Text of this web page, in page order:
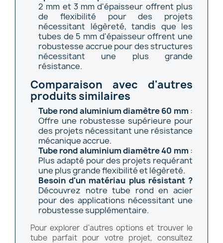
2 mm et 3 mm d'épaisseur offrent plus
de flexibilité pour des projets
nécessitant légèreté, tandis que les
tubes de 5 mm d'épaisseur offrent une
robustesse accrue pour des structures
nécessitant une plus grande
résistance.
Comparaison avec d'autres
produits similaires
Tube rond aluminium diamètre 60 mm :
Offre une robustesse supérieure pour
des projets nécessitant une résistance
mécanique accrue.
Tube rond aluminium diamètre 40 mm :
Plus adapté pour des projets requérant
une plus grande flexibilité et légèreté.
Besoin d'un matériau plus résistant ?
Découvrez notretube rond en acier
pour des applications nécessitant une
robustesse supplémentaire.
Pour explorer d'autres options et trouver le
tube parfait pour votre projet, consultez